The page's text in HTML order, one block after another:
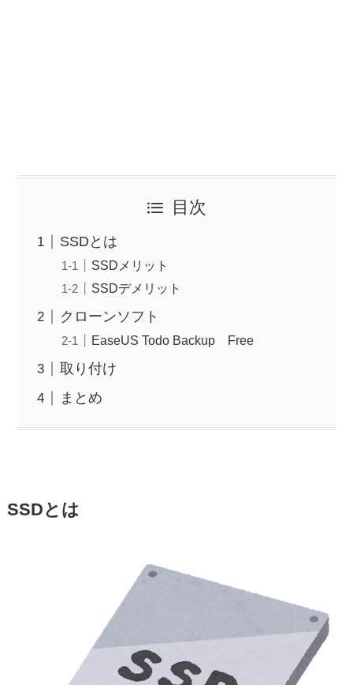
目次
SSDとは
SSDメリット
SSDデメリット
クローンソフト
EaseUS Todo Backup Free
取り付け
まとめ
SSDとは